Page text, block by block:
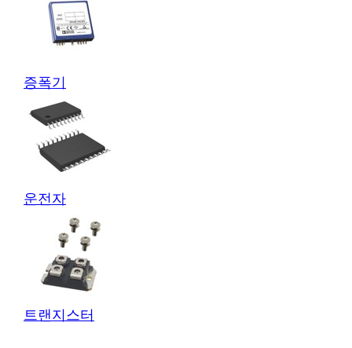
증폭기
운전자
트랜지스터